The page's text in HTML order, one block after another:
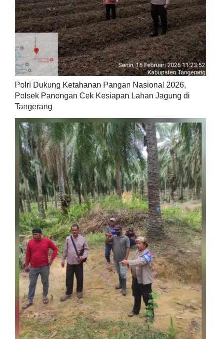
Polri Dukung Ketahanan Pangan Nasional 2026,
Polsek Panongan Cek Kesiapan Lahan Jagung di
Tangerang